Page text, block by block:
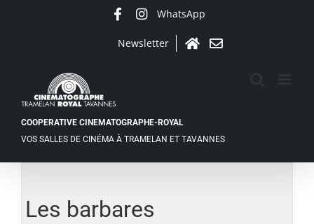
WhatsApp
Newsletter
AccueilContact
COOPERATIVE CINEMATOGRAPHE-ROYAL
VOS SALLES DE CINÉMA À TRAMELAN ET TAVANNES
agrandie
Les barbares